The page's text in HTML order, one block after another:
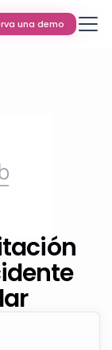
una demo
una demo